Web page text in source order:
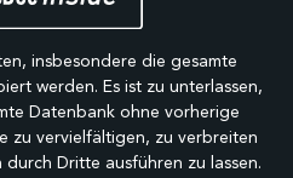
insbesondere die gesamte
werden. Es ist zu unterlassen,
Datenbank ohne vorherige
zu vervielfältigen, zu verbreiten
Dritte ausführen zu lassen.